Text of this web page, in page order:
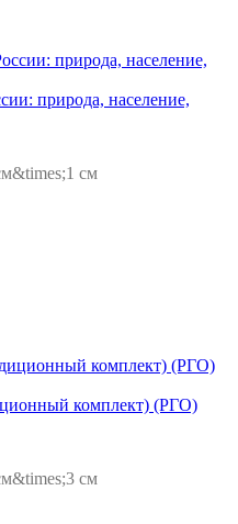
природа, население,
см
комплект) (РГО)
см